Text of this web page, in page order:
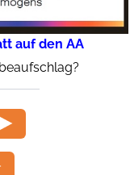
auf den AA